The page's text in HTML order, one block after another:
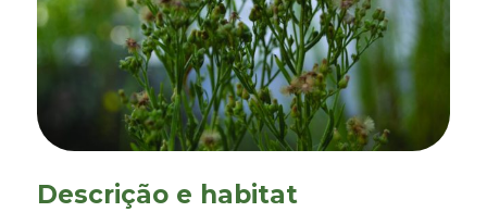
Descrição e habitat